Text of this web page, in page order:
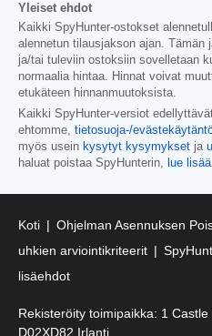
Yleiset ehdot
Kaikki SpyHunter-ostokset
alennetun tilausjakson ajan. Tämän
ja/tai tuleviin ostoksiin sovelletaan
normaalia hintaa. Hinnat voivat
etukäteen hinnanmuutoksista.
Kaikki SpyHunter-versiot
ehtomme, tietosuoja-/
myös usein kysytyt kysymykset ja
haluat poistaa SpyHunterin, lue lisää
Koti Ohjelman Asennuksen
uhkien arviointikriteerit
lisäehdot
Rekisteröity toimipaikka: 1
D02XD82 Irlanti.